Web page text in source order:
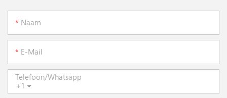
Naam
E-Mail
+1
Telefoon/whatsapp